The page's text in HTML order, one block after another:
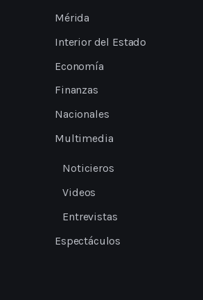
Mérida
Interior del Estado
Economía
Finanzas
Nacionales
Multimedia
Noticieros
Videos
Entrevistas
Espectáculos